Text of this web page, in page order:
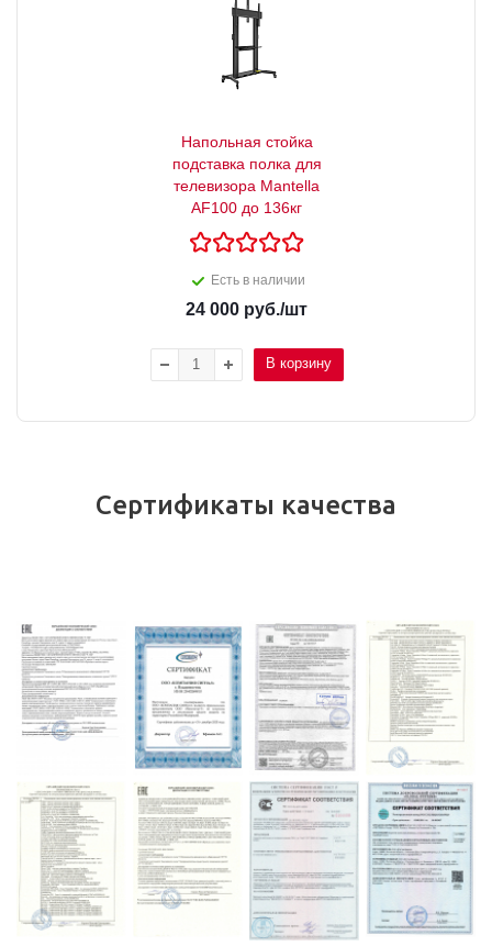
Напольная стойка
подставка полка для
телевизора Mantella
AF100 до 136кг
Есть в наличии
24 000 руб./шт
В корзину
Сертификаты качества